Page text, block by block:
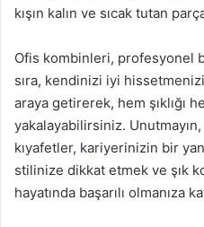
kışın kalın ve sıcak tutan
Ofis kombinleri, profesyonel
sıra, kendinizi iyi
araya getirerek, hem şıklığı
yakalayabilirsiniz.
kıyafetler, kariyerinizin bir
stilinize dikkat etmek ve şık
hayatında başarılı olmanıza